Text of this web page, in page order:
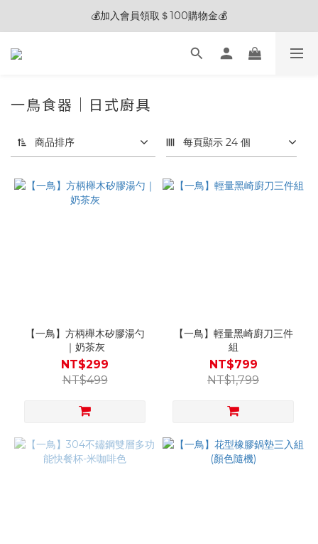
🎊夏末狂歡節限定優惠🎊︱全館滿 $3,000現折$200
💰加入會員領取＄100購物金💰
🧽 熱銷清潔劑 2入贈五合一清潔刷 / 3入贈電動清潔刷 🎁
一鳥食器｜日式廚具
商品排序 每頁顯示 24 個
【一鳥】方柄櫸木矽膠湯勺
｜奶茶灰
NT$299
NT$499
【一鳥】輕量黑崎廚刀三件
組
NT$799
NT$1,799